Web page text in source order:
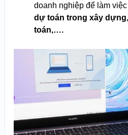
doanh nghiệp để làm
dự toán trong xây
toán,….